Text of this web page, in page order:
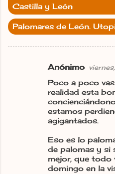
Castilla y León
Palomares de León.
Anónimo
Poco a poco
realidad esta
estamos
agigantados.
Eso es lo
de palomas y si
mejor, que todo
domingo en la